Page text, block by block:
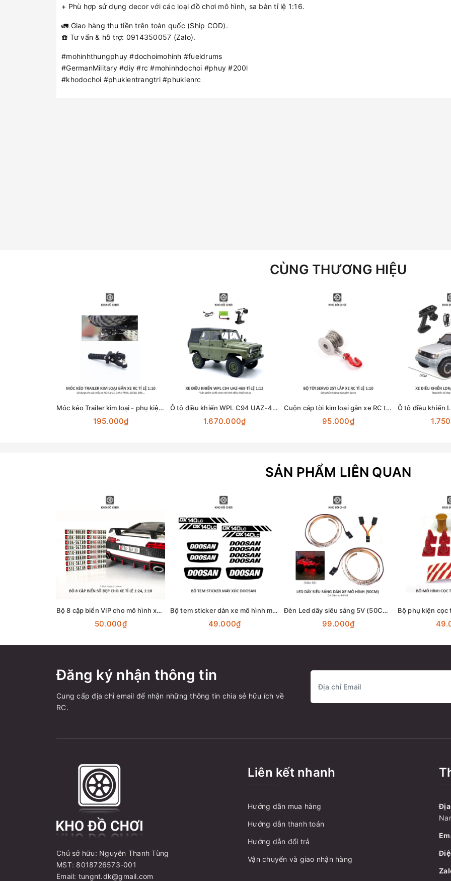
+ Phù hợp sử dụng decor với các loại đồ chơi mô hình, sa bàn tỉ lệ 1:16.
🚛 Giao hàng thu tiền trên toàn quốc (Ship COD).
☎️ Tư vấn & hỗ trợ: 0914350057 (Zalo).
#mohinhthungphuy #dochoimohinh #fueldrums
#GermanMilitary #diy #rc #mohinhdochoi #phuy #200l
#khodochoi #phukientrangtri #phukienrc
CÙNG THƯƠNG HIỆU
Móc kéo Trailer kim loại - phụ kiện lắp cho xe RC tỉ lệ 1:10
195.000₫
Ô tô điều khiển WPL C94 UAZ-469 4x4 1:12 - RTR [TẶNG BIỂN + STICKER]
1.670.000₫
Cuộn cáp tời kim loại gắn xe RC tỉ lệ 1:10 dùng động cơ Servo 25T
95.000₫
SẢN PHẨM LIÊN QUAN
Bộ 8 cặp biển VIP cho mô hình xe hơi tỉ lệ 1:18 và 1:24
50.000₫
Bộ tem sticker dán xe mô hình máy xúc DOOSAN
49.000₫
Đèn Led dây siêu sáng 5V (50CM) dán xe mô hình
99.000₫
Đăng ký nhận thông tin
Cung cấp địa chỉ email để nhận những thông tin chia sẻ hữu ích về
RC.
Chủ sở hữu: Nguyễn Thanh Tùng
MST: 8018726573-001
Email: tungnt.dk@gmail.com
Liên kết nhanh
Hướng dẫn mua hàng
Hướng dẫn thanh toán
Hướng dẫn đổi trả
Vận chuyển và giao nhận hàng